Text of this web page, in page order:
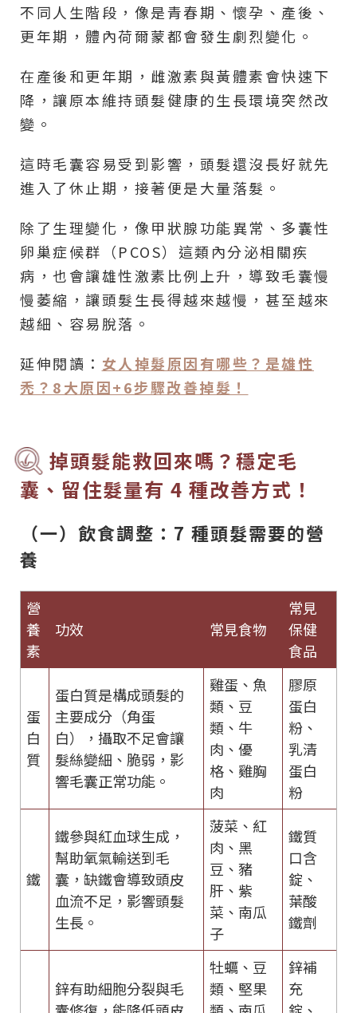
不同人生階段，像是青春期、懷孕、產後、
更年期，體內荷爾蒙都會發生劇烈變化。
在產後和更年期，雌激素與黃體素會快速下
降，讓原本維持頭髮健康的生長環境突然改
變。
這時毛囊容易受到影響，頭髮還沒長好就先
進入了休止期，接著便是大量落髮。
除了生理變化，像甲狀腺功能異常、多囊性
卵巢症候群（PCOS）這類內分泌相關疾
病，也會讓雄性激素比例上升，導致毛囊慢
慢萎縮，讓頭髮生長得越來越慢，甚至越來
越細、容易脫落。
延伸閱讀： 女人掉髮原因有哪些？是雄性
禿？8大原因+6步驟改善掉髮！
掉頭髮能救回來嗎？穩定毛
囊、留住髮量有 4 種改善方式！
（一）飲食調整：7 種頭髮需要的營
養
營
養
素
功效 常見食物
常見
保健
食品
蛋
白
質
蛋白質是構成頭髮的
主要成分（角蛋
白），攝取不足會讓
髮絲變細、脆弱，影
響毛囊正常功能。
雞蛋、魚
類、豆
類、牛
肉、優
格、雞胸
肉
膠原
蛋白
粉、
乳清
蛋白
粉
鐵
鐵參與紅血球生成，
幫助氧氣輸送到毛
囊，缺鐵會導致頭皮
血流不足，影響頭髮
生長。
菠菜、紅
肉、黑
豆、豬
肝、紫
菜、南瓜
子
鐵質
口含
錠、
葉酸
鐵劑
鋅有助細胞分裂與毛
牡蠣、豆
類、堅果
鋅補
充